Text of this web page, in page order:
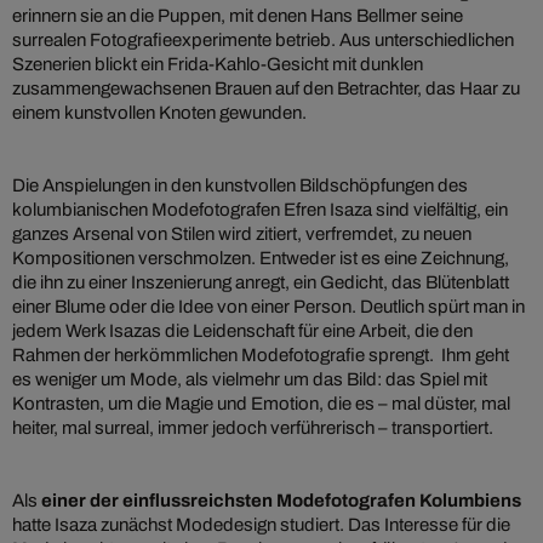
erinnern sie an die Puppen, mit denen Hans Bellmer seine
surrealen Fotografieexperimente betrieb. Aus unterschiedlichen
Szenerien blickt ein Frida-Kahlo-Gesicht mit dunklen
zusammengewachsenen Brauen auf den Betrachter, das Haar zu
einem kunstvollen Knoten gewunden.
Die Anspielungen in den kunstvollen Bildschöpfungen des
kolumbianischen Modefotografen Efren Isaza sind vielfältig, ein
ganzes Arsenal von Stilen wird zitiert, verfremdet, zu neuen
Kompositionen verschmolzen. Entweder ist es eine Zeichnung,
die ihn zu einer Inszenierung anregt, ein Gedicht, das Blütenblatt
einer Blume oder die Idee von einer Person. Deutlich spürt man in
jedem Werk Isazas die Leidenschaft für eine Arbeit, die den
Rahmen der herkömmlichen Modefotografie sprengt. Ihm geht
es weniger um Mode, als vielmehr um das Bild: das Spiel mit
Kontrasten, um die Magie und Emotion, die es – mal düster, mal
heiter, mal surreal, immer jedoch verführerisch – transportiert.
Als einer der einflussreichsten Modefotografen Kolumbiens
hatte Isaza zunächst Modedesign studiert. Das Interesse für die